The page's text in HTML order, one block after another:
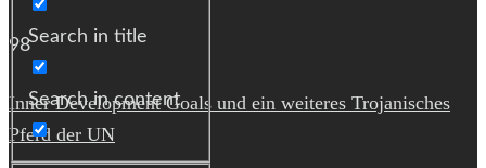
Search in title
Search in content
98
Inner Development Goals und ein weiteres Trojanisches
Pferd der UN